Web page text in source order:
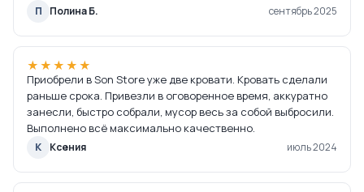
П Полина Б. сентябрь 2025
★★★★★
Приобрели в Son Store уже две кровати. Кровать сделали
раньше срока. Привезли в оговоренное время, аккуратно
занесли, быстро собрали, мусор весь за собой выбросили.
Выполнено всё максимально качественно.
К Ксения июль 2024